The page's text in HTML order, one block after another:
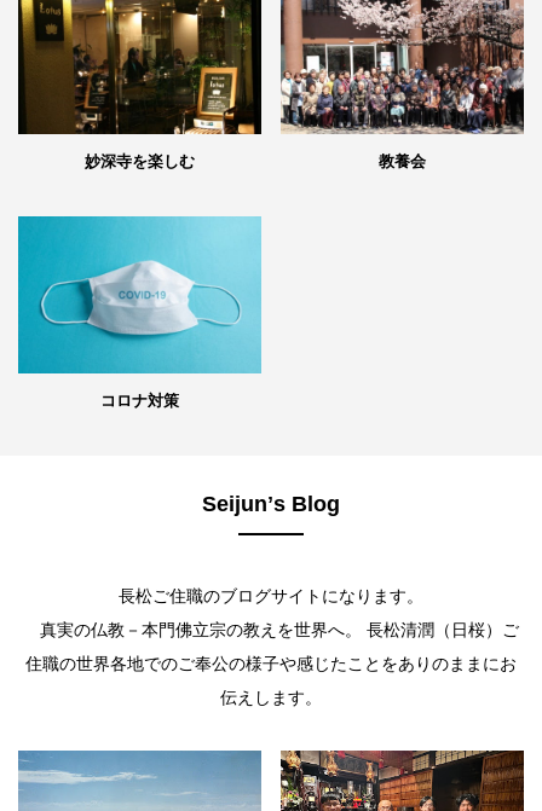
妙深寺を楽しむ 教養会
コロナ対策
Seijunʼs Blog
長松ご住職のブログサイトになります。
真実の仏教－本門佛立宗の教えを世界へ。 長松清潤（日桜）ご
住職の世界各地でのご奉公の様子や感じたことをありのままにお
伝えします。